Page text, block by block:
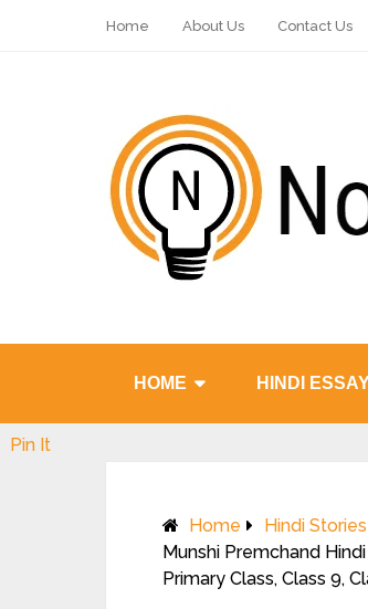
Home About Us Contact Us
HOME HINDI
Home
Hindi Stories
Munshi Premchand Hindi
Primary Class, Class 9,
Pin It